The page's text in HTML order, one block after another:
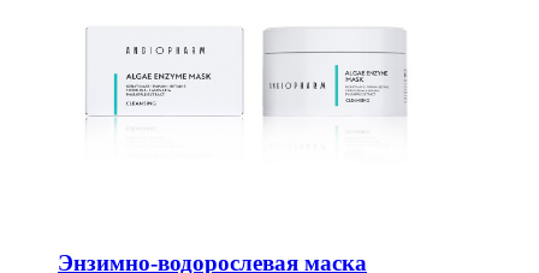
Энзимно-водорослевая маска